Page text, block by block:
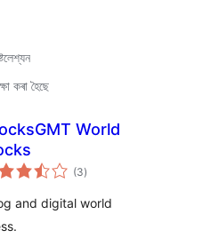
কৰা হৈছে
World
(3টা
মুঠ)
and digital world